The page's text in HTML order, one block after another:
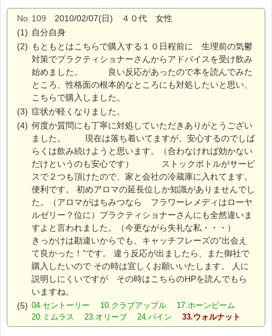
No. 109 2010/02/07(日) ４０代 女性
(1) 自分自身
(2) もともとはこちらで購入する１０日程前に 生理前の気鬱
対策でプラクティショナーさんからアドバイスを受け飲み
始めました。 良い反応があったので本を読んでみた
ところ、性格面の根本的なところにも対処したいと思い、
こちらで購入しました。
(3) 症状が軽くなりました。
(4) 何度か質問にも丁寧に対処していただきありがとうござい
ました。 現在は落ち着いてますが、安心するのでしば
らくは飲み続けようと思います。（合わなければ効かない
だけというのも安心です） ストックボトルがサービ
スで２つも頂けたので、家と会社の冷蔵庫に入れてます。
便利です。 初めアロマの延長位しか知識がありませんでし
た。（アロマがはちみつなら フラワーレメディはローヤ
ルゼリー？位に）プラクティショナーさんにも全然違いま
すよと言われました。（今更ながら失礼な私・・・）
きっかけは勘違いからでも、キャッチフレーズの”出会え
て良かった！”です。 違う反応が出ましたら、また御社で
購入したいので その時は宜しくお願いいたします。 人に
説明しにくいですが その時はこちらのHPを読んでもら
いますね。
(5) 04.セントーリー 10.クラブアップル 17.ホーンビーム
20.ミムラス 23.オリーブ 24.パイン 33.ウォルナット